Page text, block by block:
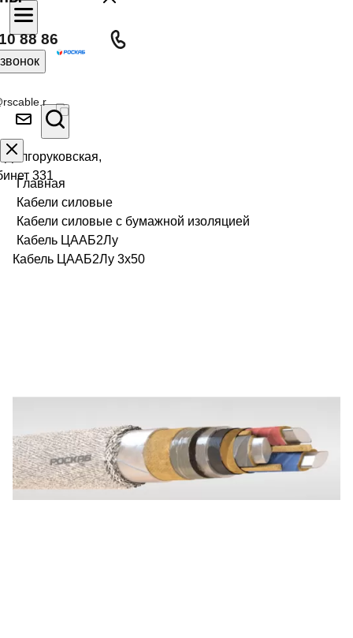
88 86
331
Главная
Кабели силовые
Кабели силовые с бумажной изоляцией
Кабель ЦААБ2Лу
Кабель ЦААБ2Лу 3х50